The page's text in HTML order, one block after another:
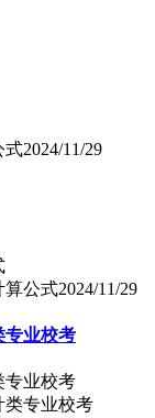
式2024/11/29
算公式2024/11/29
专业校考
专业校考